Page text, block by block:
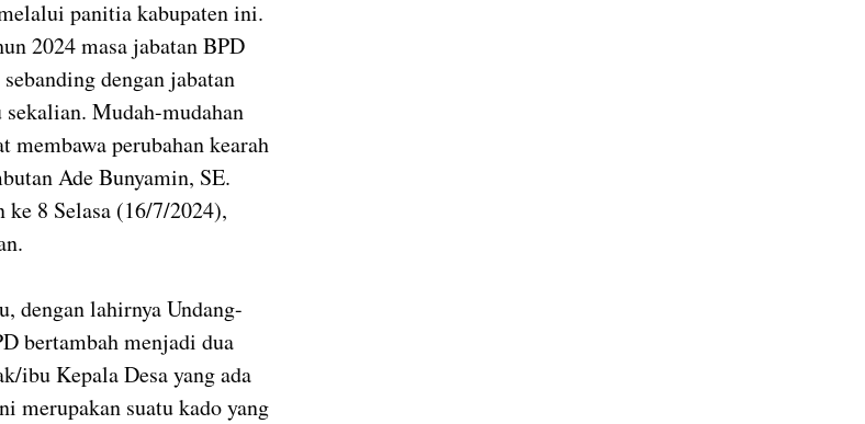
panitia kabupaten ini.
2024 masa jabatan BPD
dengan jabatan
Mudah-mudahan
membawa perubahan kearah
Ade Bunyamin, SE.
8 Selasa (16/7/2024),
dengan lahirnya Undang-
bertambah menjadi dua
ibu Kepala Desa yang ada
merupakan suatu kado yang